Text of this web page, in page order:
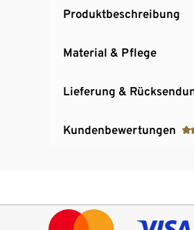
Produktbeschreibung
Material & Pflege
Lieferung &
Kundenbewertungen